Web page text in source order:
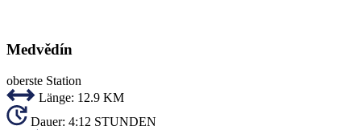
Medvědín
oberste Station
Länge: 12.9 KM
Dauer: 4:12 STUNDEN